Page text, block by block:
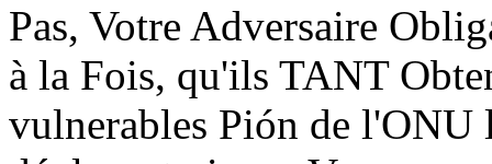
Pas, Votre Adversaire
à la Fois, qu'ils TANT
vulnerables Pión de l'ONU